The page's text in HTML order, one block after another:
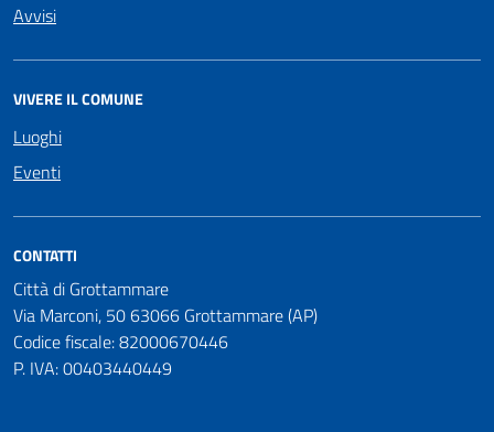
Avvisi
VIVERE IL COMUNE
Luoghi
Eventi
CONTATTI
Città di Grottammare
Via Marconi, 50 63066 Grottammare (AP)
Codice fiscale: 82000670446
P. IVA: 00403440449